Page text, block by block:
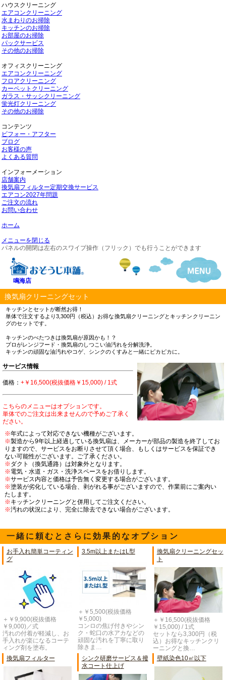
ハウスクリーニング
エアコンクリーニング
水まわりのお掃除
キッチンのお掃除
お部屋のお掃除
パックサービス
その他のお掃除
オフィスクリーニング
エアコンクリーニング
フロアクリーニング
カーペットクリーニング
ガラス・サッシクリーニング
蛍光灯クリーニング
その他のお掃除
コンテンツ
ビフォー・アフター
ブログ
お客様の声
よくある質問
インフォーメーション
店舗案内
換気扇フィルター定期交換サービス
エアコン2027年問題
ご注文の流れ
お問い合わせ
ホーム
メニューを閉じる
パネルの開閉は左右のスワイプ操作（フリック）でも行うことができます
鳴海店
換気扇クリーニングセット
キッチンとセットが断然お得！
単体で注文するより3,300円（税込）お得な換気扇クリーニングとキッチンクリーニン
グのセットです。
キッチンのべたつきは換気扇が原因かも！？
プロがレンジフード・換気扇のしつこい油汚れを分解洗浄。
キッチンの頑固な油汚れやコゲ、シンクのくすみと一緒にピカピカに。
サービス情報
価格： +￥16,500(税抜価格￥15,000) / 1式
こちらのメニューはオプションです。
単体でのご注文は出来ませんので予めご了承く
ださい。
※年式によって対応できない機種がございます。
※製造から9年以上経過している換気扇は、メーカーが部品の製造を終了してお
りますので、サービスをお断りさせて頂く場合、もしくはサービスを保証でき
ない可能性がございます。ご了承ください。
※ダクト（換気通路）は対象外となります。
※電気・水道・ガス・洗浄スペースをお借りします。
※サービス内容と価格は予告無く変更する場合がございます。
※塗装が劣化している場合、剥がれる事がございますので、作業前にご案内い
たします。
※キッチンクリーニングと併用してご注文ください。
※汚れの状況により、完全に除去できない場合がございます。
一緒に頼むとさらに効果的なオプション
お手入れ簡単コーティン
グ
＋￥9,900(税抜価格
￥9,000)／式
汚れの付着が軽減し、お
手入れが楽になるコーテ
ィング剤を塗布。
3.5m以上またはL型
＋￥5,500(税抜価格
￥5,000)
コンロの焦げ付きやシン
ク・蛇口の水アカなどの
頑固な汚れを丁寧に取り
除きま…
換気扇クリーニングセッ
ト
＋￥16,500(税抜価格
￥15,000) / 1式
セットなら3,300円（税
込）お得なキッチンクリ
ーニングと換…
換気扇フィルター
シンク研磨サービス＆撥
水コート仕上げ
壁紙染色10㎡以下